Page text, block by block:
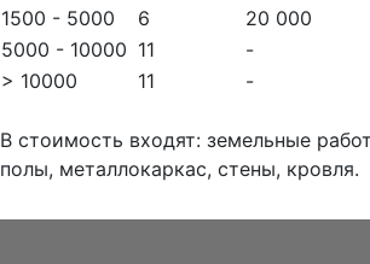
1500 - 5000
6 20 000
5000 - 10000 11 -
> 10000
11 -
В стоимость входят: земельные
полы, металлокаркас, стены, кровля.